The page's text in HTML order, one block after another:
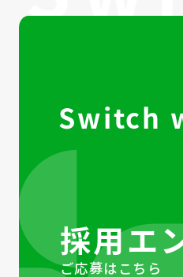
Switch
採用エ
ご応募はこちら